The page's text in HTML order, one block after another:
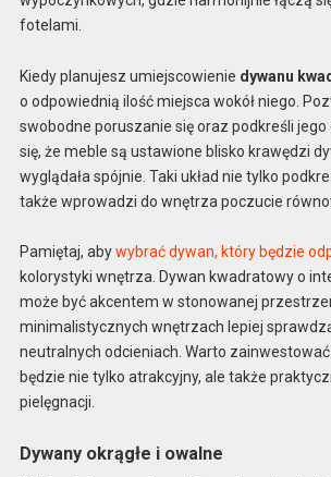
fotelami.
Kiedy planujesz umiejscowienie dywanu
o odpowiednią ilość miejsca wokół niego.
swobodne poruszanie się oraz podkreśli jego
się, że meble są ustawione blisko krawędzi
wyglądała spójnie. Taki układ nie tylko
także wprowadzi do wnętrza poczucie
Pamiętaj, abywybrać dywan, który będzie
kolorystyki wnętrza. Dywan kwadratowy o
może być akcentem w stonowanej
minimalistycznych wnętrzach lepiej
neutralnych odcieniach. Warto
będzie nie tylko atrakcyjny, ale także
pielęgnacji.
Dywany okrągłe i owalne